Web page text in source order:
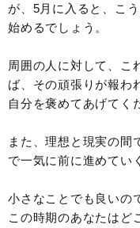
が、5月に入ると、こ
始めるでしょう。
周囲の人に対して、こ
ば、その頑張りが報わ
自分を褒めてあげてく
また、理想と現実の間
で一気に前に進めてい
小さなことでも良いの
この時期のあなたはど